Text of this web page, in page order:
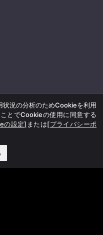
状況の分析のためCookieを利用
とでCookieの使用に同意する
の設定] または[プライバシーポ